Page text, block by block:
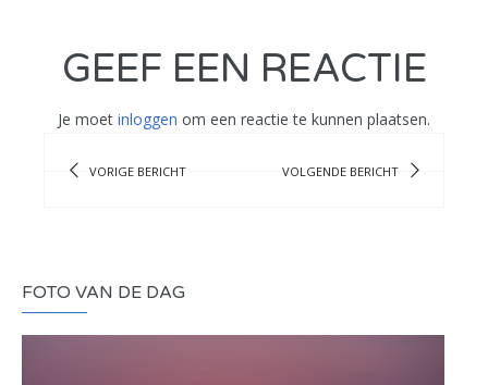
GEEF EEN REACTIE
Je moet inloggen om een reactie te kunnen plaatsen.
VORIGE BERICHT VOLGENDE BERICHT
FOTO VAN DE DAG